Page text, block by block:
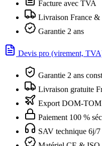
Facture avec TVA
Livraison France &
Garantie 2 ans
Devis pro (virement,
Garantie 2 ans
Livraison gratuite
Export DOM-
Paiement 100 %
SAV technique 6j/7